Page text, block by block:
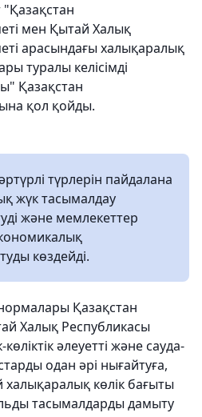
мен Қытай Халық
арасындағы халықаралық
туралы келісімді
Қазақстан
қол қойды.
түрлерін пайдалана
жүк тасымалдау
және мемлекеттер
көздейді.
Қазақстан
Халық Республикасы
әлеуетті және сауда-
одан әрі нығайтуға,
халықаралық көлік бағыты
тасымалдарды дамыту